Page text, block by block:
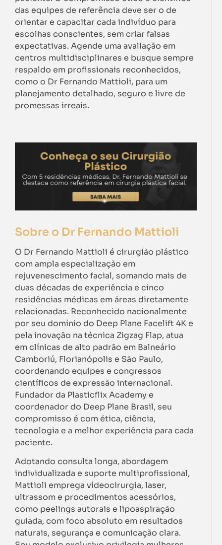
das equipes de referência deve ser o de
orientar e capacitar cada indivíduo para
escolhas conscientes, sem criar falsas
expectativas. Agende uma avaliação em
centros multidisciplinares e busque sempre
respaldo em profissionais reconhecidos,
como o Dr Fernando Mattioli, para um
planejamento detalhado, seguro e livre de
promessas irreais.
Sobre o Dr Fernando Mattioli
O Dr Fernando Mattioli é cirurgião plástico
com ampla especialização em
rejuvenescimento facial, somando mais de
duas décadas de experiência e cinco
residências médicas em áreas diretamente
relacionadas. Reconhecido nacionalmente
por seu domínio do Deep Plane Facelift 4K e
pela inovação na técnica Zigzag Flap, atua
em clínicas de alto padrão em Balneário
Camboriú, Florianópolis e São Paulo,
coordenando equipes e congressos
científicos de expressão internacional.
Fundador da Plasticflix Academy e
coordenador do Deep Plane Brasil, seu
compromisso é com ética, ciência,
tecnologia e a melhor experiência para cada
paciente.
Adotando consulta longa, abordagem
individualizada e suporte multiprofissional,
Mattioli emprega vídeocirurgia, laser,
ultrassom e procedimentos acessórios,
como peelings autorais e lipoaspiração
guiada, com foco absoluto em resultados
naturais, segurança e comunicação clara.